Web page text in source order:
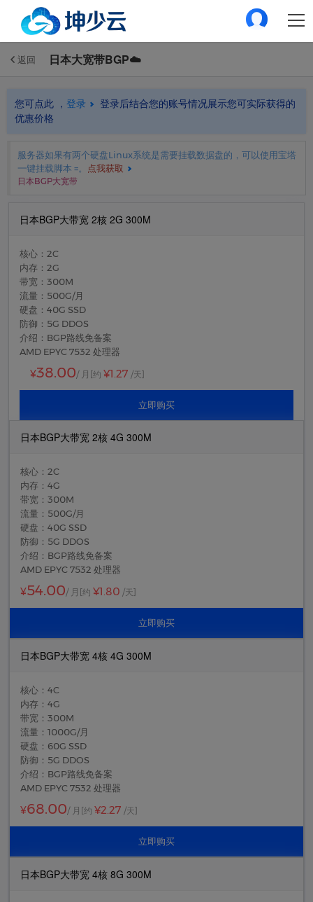
返回 日本大宽带BGP☁️
您可点此 ， 登录
登录后结合您的账号情况展示您可实际获得的
优惠价格
服务器如果有两个硬盘Linux系统是需要挂载数据盘的，可以使用宝塔
一键挂载脚本 =。
点我获取
日本BGP大宽带
日本BGP大带宽 2核 2G 300M
核心：2C
内存：2G
带宽：300M
流量：500G/月
硬盘：40G SSD
防御：5G DDOS
介绍：BGP路线免备案
AMD EPYC 7532 处理器
¥38.00/ 月 [约 ¥1.27 /天]
立即购买
日本BGP大带宽 2核 4G 300M
核心：2C
内存：4G
带宽：300M
流量：500G/月
硬盘：40G SSD
防御：5G DDOS
介绍：BGP路线免备案
AMD EPYC 7532 处理器
¥54.00/ 月 [约 ¥1.80 /天]
立即购买
日本BGP大带宽 4核 4G 300M
核心：4C
内存：4G
带宽：300M
流量：1000G/月
硬盘：60G SSD
防御：5G DDOS
介绍：BGP路线免备案
AMD EPYC 7532 处理器
¥68.00/ 月 [约 ¥2.27 /天]
立即购买
日本BGP大带宽 4核 8G 300M